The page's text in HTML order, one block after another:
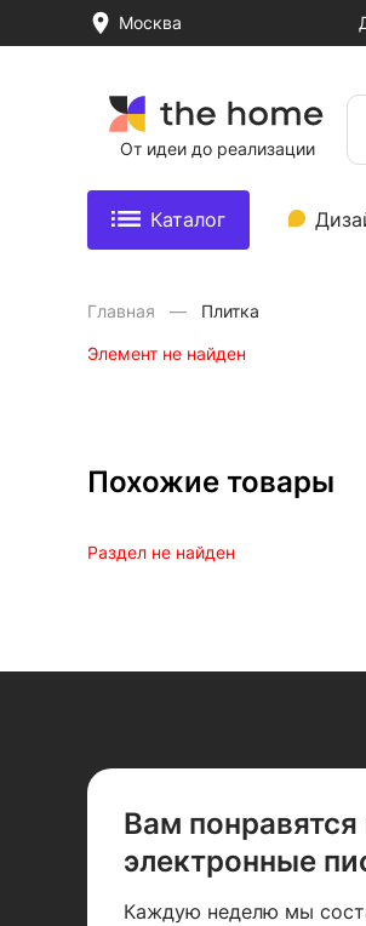
Москва
От идеи до реализации
Каталог
Главная Плитка
Элемент не найден
Похожие товары
Раздел не найден
Вам
электронные
Каждую неделю мы